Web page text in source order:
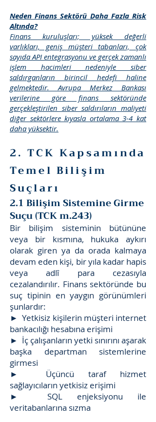
Neden Finans Sektörü Daha Fazla Risk
Altında?
Finans kuruluşları; yüksek değerli
varlıkları, geniş müşteri tabanları, çok
sayıda API entegrasyonu ve gerçek zamanlı
işlem hacimleri nedeniyle siber
saldırganların birincil hedefi haline
gelmektedir. Avrupa Merkez Bankası
verilerine göre finans sektöründe
gerçekleştirilen siber saldırıların maliyeti
diğer sektörlere kıyasla ortalama 3-4 kat
daha yüksektir.
2. TCK Kapsamında
Temel Bilişim
Suçları
2.1 Bilişim Sistemine Girme
Suçu (TCK m.243)
Bir bilişim sisteminin bütününe
veya bir kısmına, hukuka aykırı
olarak giren ya da orada kalmaya
devam eden kişi, bir yıla kadar hapis
veya adlî para cezasıyla
cezalandırılır. Finans sektöründe bu
suç tipinin en yaygın görünümleri
şunlardır:
► Yetkisiz kişilerin müşteri internet
bankacılığı hesabına erişimi
► İç çalışanların yetki sınırını aşarak
başka departman sistemlerine
girmesi
► Üçüncü taraf hizmet
sağlayıcıların yetkisiz erişimi
► SQL enjeksiyonu ile
veritabanlarına sızma